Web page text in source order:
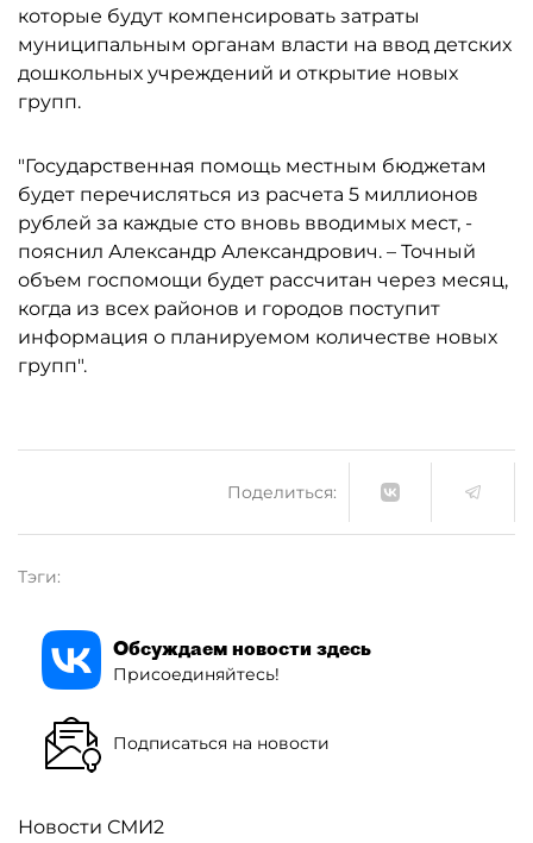
которые будут компенсировать затраты
муниципальным органам власти на ввод детских
дошкольных учреждений и открытие новых
групп.
"Государственная помощь местным бюджетам
будет перечисляться из расчета 5 миллионов
рублей за каждые сто вновь вводимых мест, -
пояснил Александр Александрович. – Точный
объем госпомощи будет рассчитан через месяц,
когда из всех районов и городов поступит
информация о планируемом количестве новых
групп".
Поделиться:
Тэги:
Обсуждаем новости здесь
Присоединяйтесь!
Подписаться на новости
Новости СМИ2